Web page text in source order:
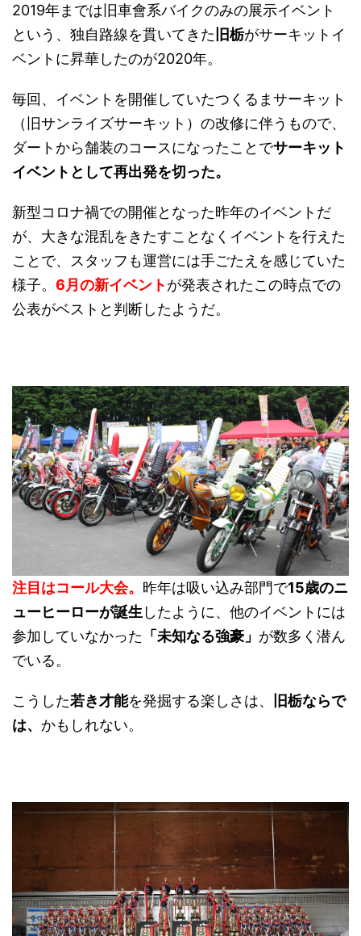
2019年までは旧車會系バイクのみの展示イベント
という、独自路線を貫いてきた 旧栃がサーキットイ
ベントに昇華したのが2020年。
毎回、イベントを開催していたつくるまサーキット
（旧サンライズサーキット）の改修に伴うもので、
ダートから舗装のコースになったことでサーキット
イベントとして再出発を切った。
新型コロナ禍での開催となった昨年のイベントだ
が、大きな混乱をきたすことなくイベントを行えた
ことで、スタッフも運営には手ごたえを感じていた
様子。 6月の新イベントが発表されたこの時点での
公表がベストと判断したようだ。
注目はコール大会。 昨年は吸い込み部門で15歳のニ
ューヒーローが誕生 したように、他のイベントには
参加していなかった 「未知なる強豪」 が数多く潜ん
でいる。
こうした若き才能を発掘する楽しさは、
旧栃ならで
は、 かもしれない。